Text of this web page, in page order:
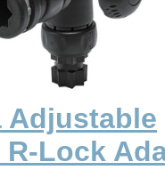
Adjustable
R-Lock